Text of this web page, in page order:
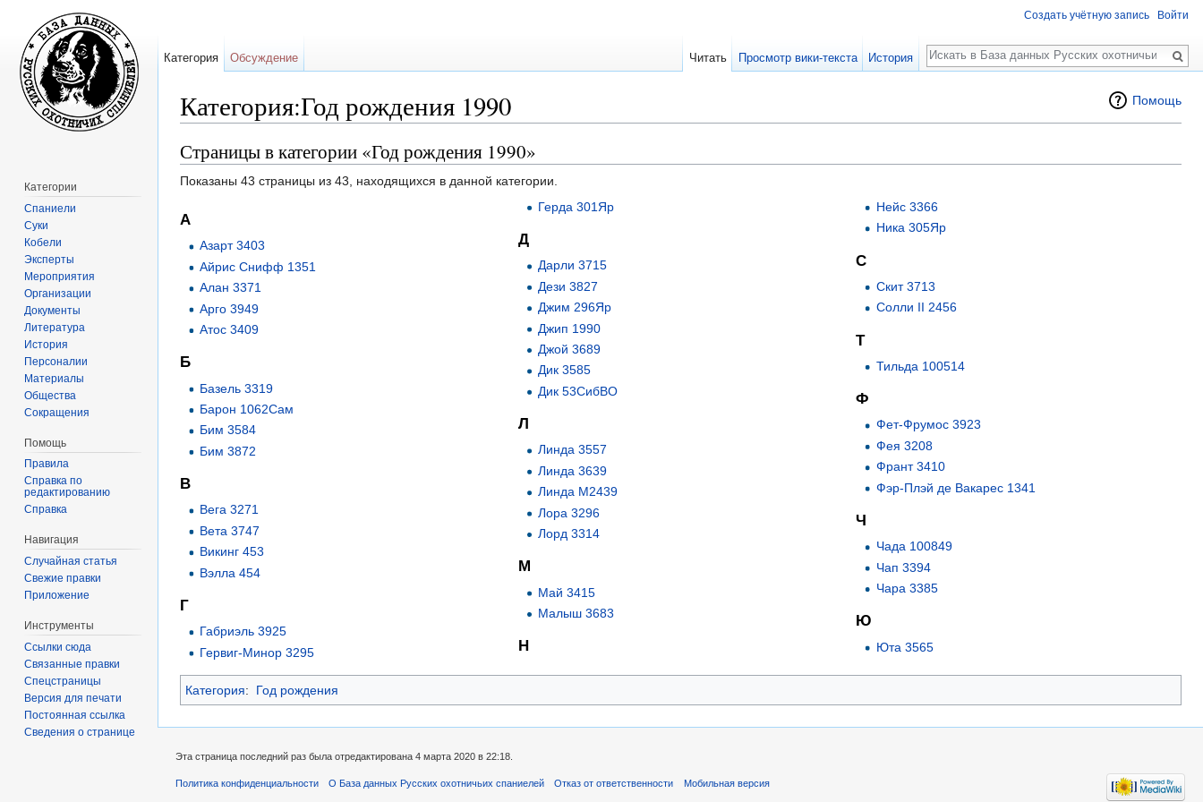
Помощь
Категория:Год рождения 1990
Страницы в категории «Год рождения 1990»
Показаны 43 страницы из 43, находящихся в данной категории.
А
Азарт 3403
Айрис Снифф 1351
Алан 3371
Арго 3949
Атос 3409
Б
Базель 3319
Барон 1062Сам
Бим 3584
Бим 3872
В
Вега 3271
Вета 3747
Викинг 453
Вэлла 454
Г
Габриэль 3925
Гервиг-Минор 3295
Герда 301Яр
Д
Дарли 3715
Дези 3827
Джим 296Яр
Джип 1990
Джой 3689
Дик 3585
Дик 53СибВО
Л
Линда 3557
Линда 3639
Линда М2439
Лора 3296
Лорд 3314
М
Май 3415
Малыш 3683
Н
Нейс 3366
Ника 305Яр
С
Скит 3713
Солли II 2456
Т
Тильда 100514
Ф
Фет-Фрумос 3923
Фея 3208
Франт 3410
Фэр-Плэй де Вакарес 1341
Ч
Чада 100849
Чап 3394
Чара 3385
Ю
Юта 3565
Категория: Год рождения
Создать учётную запись Войти
Категория Обсуждение Читать Просмотр вики-текста История
Поиск
Категории
Спаниели
Суки
Кобели
Эксперты
Мероприятия
Организации
Документы
Литература
История
Персоналии
Материалы
Общества
Сокращения
Помощь
Правила
Справка по
редактированию
Справка
Навигация
Случайная статья
Свежие правки
Приложение
Инструменты
Ссылки сюда
Связанные правки
Спецстраницы
Версия для печати
Постоянная ссылка
Сведения о странице
Эта страница последний раз была отредактирована 4 марта 2020 в 22:18.
Политика конфиденциальности О База данных Русских охотничьих спаниелей Отказ от ответственности Мобильная версия